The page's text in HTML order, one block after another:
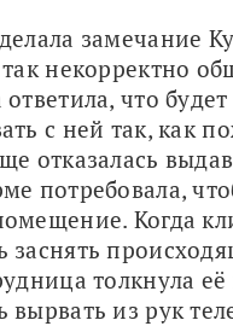
замечание
некорректно
что будет
с ней так, как
отказалась
потребовала,
Когда
заснять
толкнула
вырвать из рук